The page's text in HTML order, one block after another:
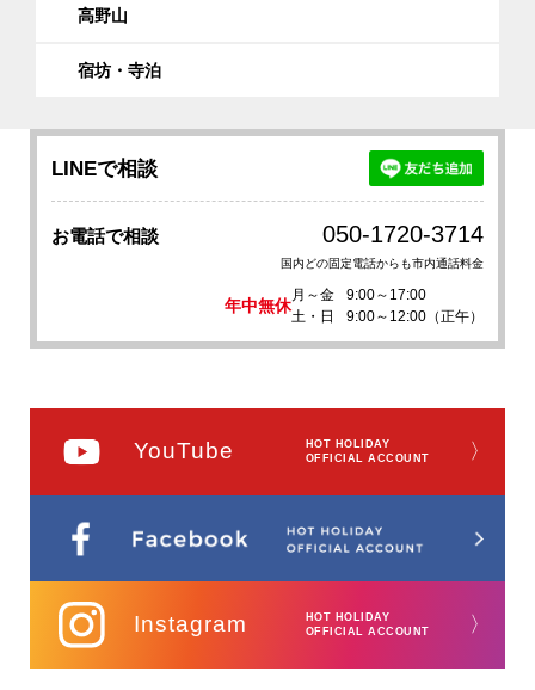
高野山
宿坊・寺泊
LINEで相談
お電話で相談 050-1720-3714
国内どの固定電話からも市内通話料金
年中無休
月～金
9:00～17:00
土・日
9:00～12:00（正午）
YouTube
HOT HOLIDAY
OFFICIAL ACCOUNT
〉
Instagram
HOT HOLIDAY
OFFICIAL ACCOUNT
〉